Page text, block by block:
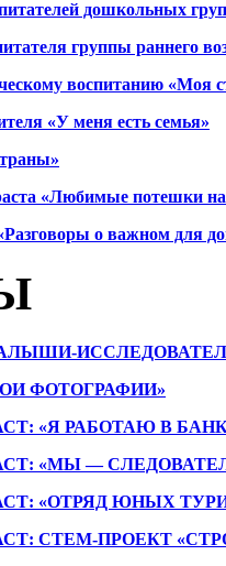
дошкольных
группы раннего
воспитанию «Моя
«У меня есть семья»
«Любимые потешки
о важном для
ФОТОГРАФИИ»
«Я РАБОТАЮ В
«МЫ —
«ОТРЯД ЮНЫХ
СТЕМ-ПРОЕКТ